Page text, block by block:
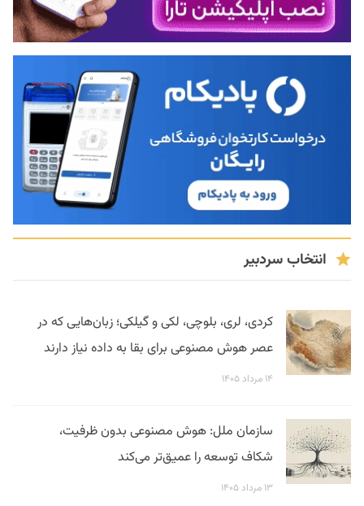
انتخاب سردبیر
کردی، لری، بلوچی، لکی و گیلکی؛ زبان‌هایی که در
عصر هوش مصنوعی برای بقا به داده نیاز دارند
۱۴ مرداد ۱۴۰۵
سازمان ملل: هوش مصنوعی بدون ظرفیت،
شکاف توسعه را عمیق‌تر می‌کند
۱۳ مرداد ۱۴۰۵